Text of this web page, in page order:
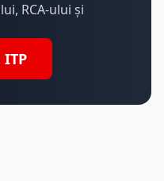
RCA-ului și